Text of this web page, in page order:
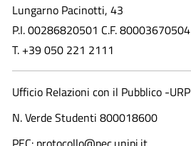
Lungarno Pacinotti, 43
P.I. 00286820501 C.F. 80003670504
T. +39 050 221 2111
Ufficio Relazioni con il Pubblico -URP
N. Verde Studenti 800018600​